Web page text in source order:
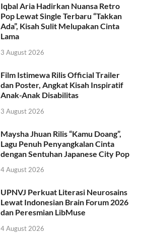
Iqbal Aria Hadirkan Nuansa Retro
Pop Lewat Single Terbaru “Takkan
Ada”, Kisah Sulit Melupakan Cinta
Lama
3 August 2026
Film Istimewa Rilis Official Trailer
dan Poster, Angkat Kisah Inspiratif
Anak-Anak Disabilitas
3 August 2026
Maysha Jhuan Rilis “Kamu Doang”,
Lagu Penuh Penyangkalan Cinta
dengan Sentuhan Japanese City Pop
4 August 2026
UPNVJ Perkuat Literasi Neurosains
Lewat Indonesian Brain Forum 2026
dan Peresmian LibMuse
4 August 2026